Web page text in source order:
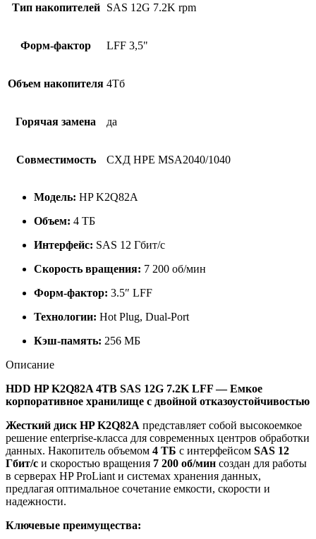
Тип накопителей SAS 12G 7.2K rpm
Форм-фактор LFF 3,5"
Объем накопителя 4Тб
Горячая замена да
Совместимость СХД HPE MSA2040/1040
Модель: HP K2Q82A
Объем: 4 ТБ
Интерфейс: SAS 12 Гбит/с
Скорость вращения: 7 200 об/мин
Форм-фактор: 3.5″ LFF
Технологии: Hot Plug, Dual-Port
Кэш-память: 256 МБ
Описание
HDD HP K2Q82A 4TB SAS 12G 7.2K LFF — Емкое
корпоративное хранилище с двойной отказоустойчивостью
Жесткий диск HP K2Q82A представляет собой высокоемкое
решение enterprise-класса для современных центров обработки
данных. Накопитель объемом 4 ТБ с интерфейсом SAS 12
Гбит/с и скоростью вращения 7 200 об/мин создан для работы
в серверах HP ProLiant и системах хранения данных,
предлагая оптимальное сочетание емкости, скорости и
надежности.
Ключевые преимущества: